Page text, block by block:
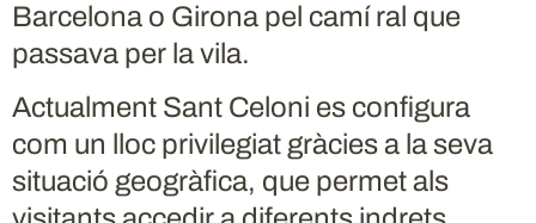
Barcelona o Girona pel camí ral que
passava per la vila.
Actualment Sant Celoni es configura
com un lloc privilegiat gràcies a la seva
situació geogràfica, que permet als